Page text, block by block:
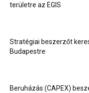
területre az EGIS
Stratégiai beszerzőt
Budapestre
Beruházás (CAPEX)